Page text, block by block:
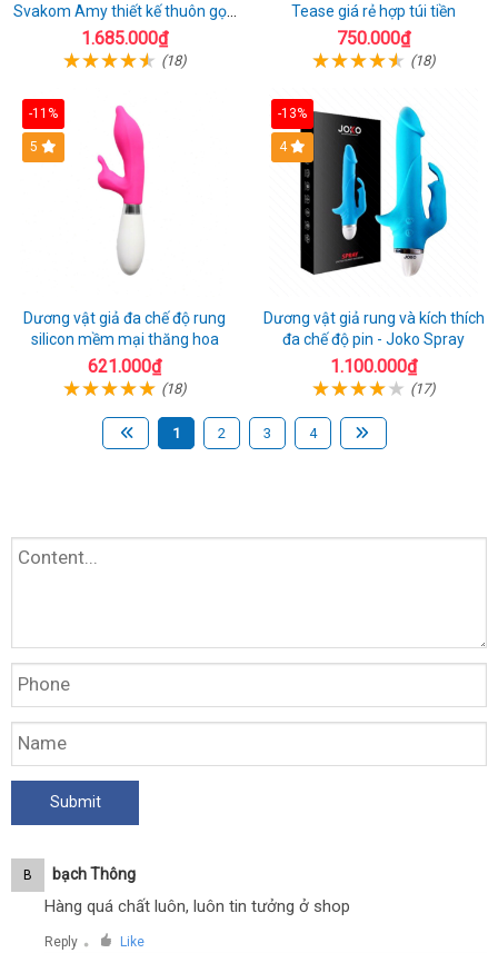
Svakom Amy thiết kế thuôn gọn
dễ dùng
1.685.000₫
(18)
Tease giá rẻ hợp túi tiền
750.000₫
(18)
-11%
5
Dương vật giả đa chế độ rung
silicon mềm mại thăng hoa
621.000₫
(18)
-13%
4
Dương vật giả rung và kích thích
đa chế độ pin - Joko Spray
1.100.000₫
(17)
1 2 3 4
B Bạch Thông
Hàng quá chất luôn, luôn tin tưởng ở shop
Reply ● Like